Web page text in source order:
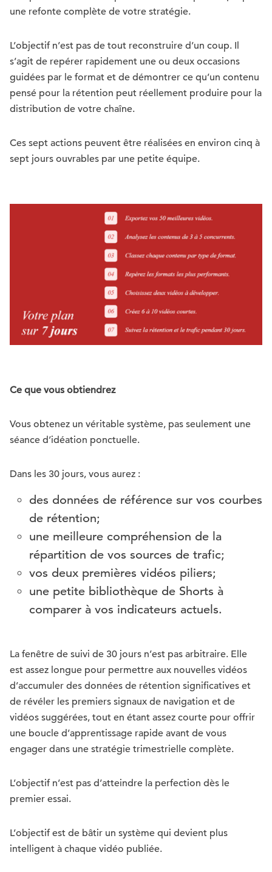
une refonte complète de votre stratégie.
L’objectif n’est pas de tout reconstruire d’un coup. Il
s’agit de repérer rapidement une ou deux occasions
guidées par le format et de démontrer ce qu’un contenu
pensé pour la rétention peut réellement produire pour la
distribution de votre chaîne.
Ces sept actions peuvent être réalisées en environ cinq à
sept jours ouvrables par une petite équipe.
Ce que vous obtiendrez
Vous obtenez un véritable système, pas seulement une
séance d’idéation ponctuelle.
Dans les 30 jours, vous aurez :
des données de référence sur vos courbes
de rétention;
une meilleure compréhension de la
répartition de vos sources de trafic;
vos deux premières vidéos piliers;
une petite bibliothèque de Shorts à
comparer à vos indicateurs actuels.
La fenêtre de suivi de 30 jours n’est pas arbitraire. Elle
est assez longue pour permettre aux nouvelles vidéos
d’accumuler des données de rétention significatives et
de révéler les premiers signaux de navigation et de
vidéos suggérées, tout en étant assez courte pour offrir
une boucle d’apprentissage rapide avant de vous
engager dans une stratégie trimestrielle complète.
L’objectif n’est pas d’atteindre la perfection dès le
premier essai.
L’objectif est de bâtir un système qui devient plus
intelligent à chaque vidéo publiée.